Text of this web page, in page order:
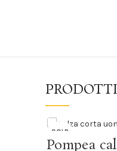
SOLD
OUT
Pompea